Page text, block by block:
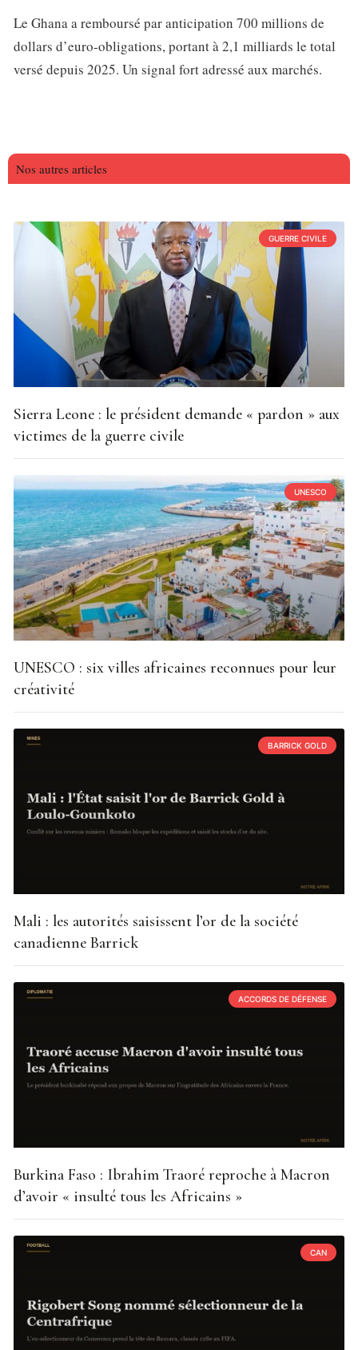
Le Ghana a remboursé par anticipation 700 millions de
dollars d’euro-obligations, portant à 2,1 milliards le total
versé depuis 2025. Un signal fort adressé aux marchés.
Nos autres articles
GUERRE CIVILE
Sierra Leone : le président demande « pardon » aux
victimes de la guerre civile
UNESCO
UNESCO : six villes africaines reconnues pour leur
créativité
BARRICK GOLD
Mali : les autorités saisissent l’or de la société
canadienne Barrick
ACCORDS DE DÉFENSE
Burkina Faso : Ibrahim Traoré reproche à Macron
d’avoir « insulté tous les Africains »
CAN